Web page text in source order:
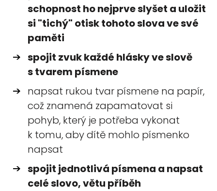
schopnost ho nejprve slyšet a uložit
si "tichý" otisk tohoto slova ve své
paměti
spojit zvuk každé hlásky ve slově
s tvarem písmene
napsat rukou tvar písmene na papír,
což znamená zapamatovat si
pohyb, který je potřeba vykonat
k tomu, aby dítě mohlo písmenko
napsat
spojit jednotlivá písmena a napsat
celé slovo, větu příběh